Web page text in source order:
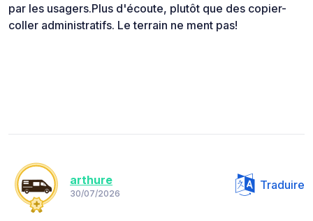
par les usagers.Plus d'écoute, plutôt que des copier-
coller administratifs. Le terrain ne ment pas!
arthure
30/07/2026
Traduire